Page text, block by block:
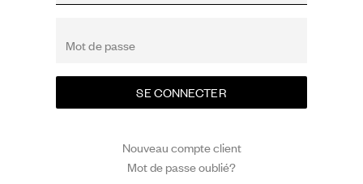
Nouveau compte client
Mot de passe oublié?